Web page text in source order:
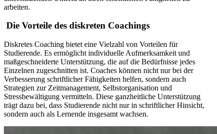
arbeiten.
Die Vorteile des diskreten Coachings
Diskretes Coaching bietet eine Vielzahl von Vorteilen für
Studierende. Es ermöglicht individuelle Aufmerksamkeit und
maßgeschneiderte Unterstützung, die auf die Bedürfnisse jedes
Einzelnen zugeschnitten ist. Coaches können nicht nur bei der
Verbesserung schriftlicher Fähigkeiten helfen, sondern auch
Strategien zur Zeitmanagement, Selbstorganisation und
Stressbewältigung vermitteln. Diese ganzheitliche Unterstützung
trägt dazu bei, dass Studierende nicht nur in schriftlicher Hinsicht,
sondern auch als Lernende insgesamt wachsen.